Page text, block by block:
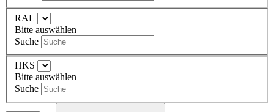
RAL
Bitte auswählen
Suche
HKS
Bitte auswählen
Suche